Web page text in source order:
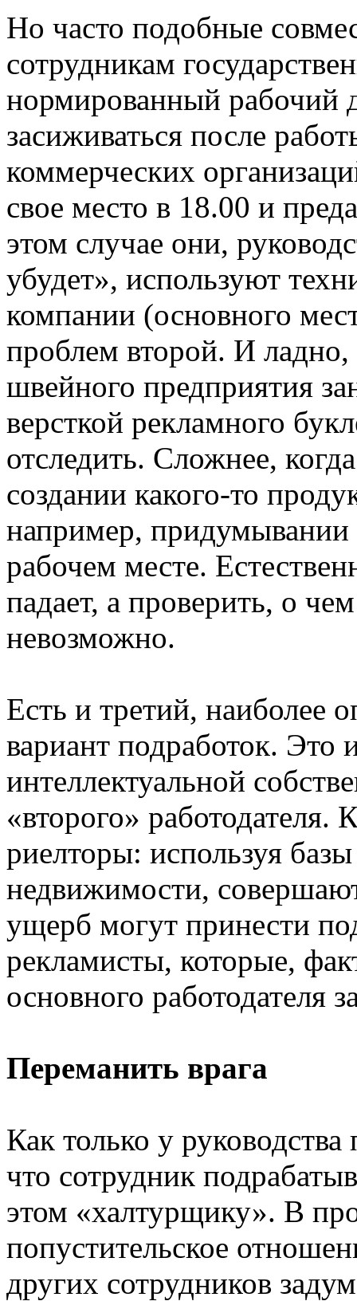
Но часто подобные
сотрудникам
нормированный рабочий
засиживаться после
коммерческих
свое место в 18.00 и
этом случае они,
убудет», используют
компании (основного
проблем второй. И
швейного предприятия
версткой рекламного
отследить. Сложнее,
создании какого-то
например,
рабочем месте.
падает, а проверить, о
невозможно.
Есть и третий, наиболее
вариант подработок. Это
интеллектуальной
«второго»
риелторы: используя
недвижимости,
ущерб могут принести
рекламисты, которые,
основного работодателя
Переманить врага
Как только у
что сотрудник
этом «халтурщику». В
попустительское
других сотрудников